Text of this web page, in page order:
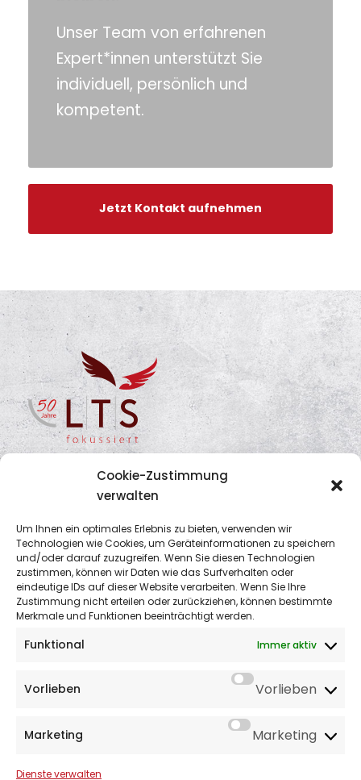
Cookie-Zustimmung
verwalten
Um Ihnen ein optimales Erlebnis zu bieten, verwenden wir
Technologien wie Cookies, um Geräteinformationen zu speichern
und/oder darauf zuzugreifen. Wenn Sie diesen Technologien
zustimmen, können wir Daten wie das Surfverhalten oder
eindeutige IDs auf dieser Website verarbeiten. Wenn Sie Ihre
Zustimmung nicht erteilen oder zurückziehen, können bestimmte
Merkmale und Funktionen beeinträchtigt werden.
Funktional Immer aktiv
Vorlieben Vorlieben
Marketing Marketing
Dienste verwalten
Unser Team von erfahrenen
Expert*innen unterstützt Sie
individuell, persönlich und
kompetent.
Jetzt Kontakt aufnehmen
Kontaktdaten
LTS
Rechtsanwälte • Wirtschaftsprüfer •
Bunsenstraße 3
Tel.: +49 5221 6930 600
E-Mail: info@lts-rechtsanwaelte.com